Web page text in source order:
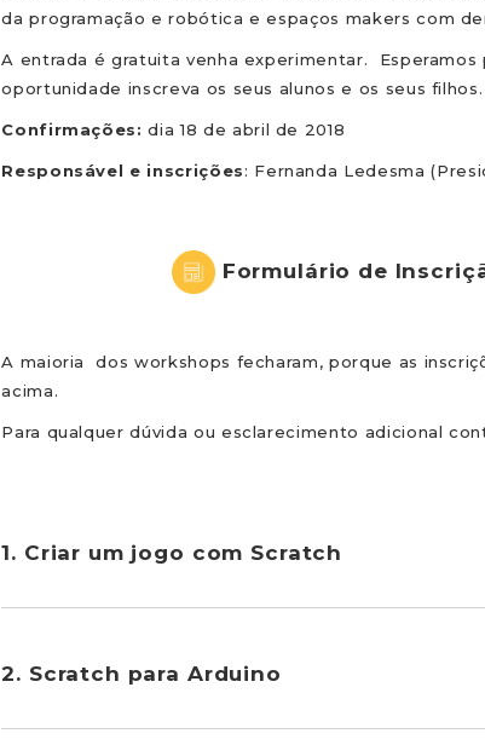
da programação e robótica e espaços makers com
A entrada é gratuita venha experimentar.
oportunidade inscreva os seus alunos e os seus filhos.
Confirmações: dia 18 de abril de 2018
Responsável e inscrições: Fernanda Ledesma
Formulário de
A maioria dos workshops fecharam, porque as
acima.
Para qualquer dúvida ou esclarecimento adicional
1. Criar um jogo com Scratch
2. Scratch para Arduino